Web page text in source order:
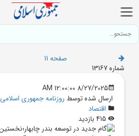
صفحه 11
شماره 13167
8/27/2025 12:00:00 AM
ارسال شده توسط روزنامه جمهوری اسلامی
اقتصاد